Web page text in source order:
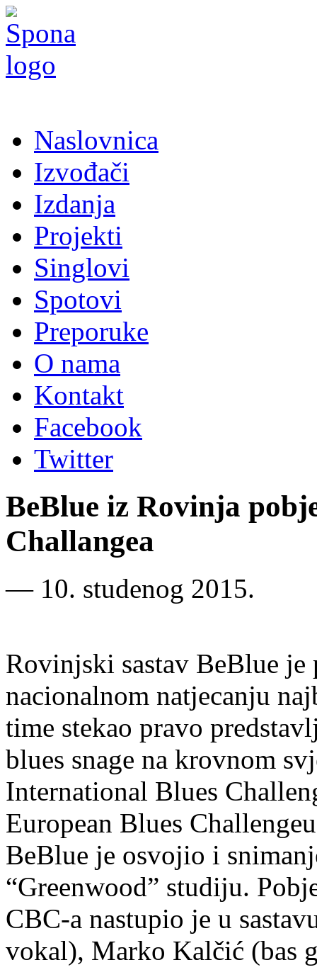
Naslovnica
Izvođači
Izdanja
Projekti
Singlovi
Spotovi
Preporuke
O nama
Kontakt
Facebook
Twitter
BeBlue iz Rovinja
Challangea
― 10. studenog 2015.
Rovinjski sastav BeBlue je
nacionalnom natjecanju
time stekao pravo
blues snage na krovnom
International Blues
European Blues
BeBlue je osvojio i
“Greenwood” studiju.
CBC-a nastupio je u
vokal), Marko Kalčić (bas